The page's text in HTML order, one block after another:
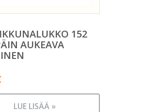
152
AUKEAVA
LUE LISÄÄ »